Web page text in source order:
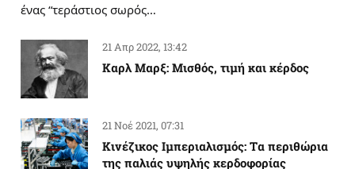
ένας “τεράστιος σωρός…
21 Απρ 2022, 13:42
Καρλ Μαρξ: Μισθός, τιμή και κέρδος
21 Νοέ 2021, 07:31
Κινέζικος Ιμπεριαλισμός: Tα περιθώρια
της παλιάς υψηλής κερδοφορίας